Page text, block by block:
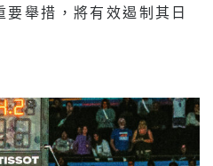
舉措，將有效遏制其日